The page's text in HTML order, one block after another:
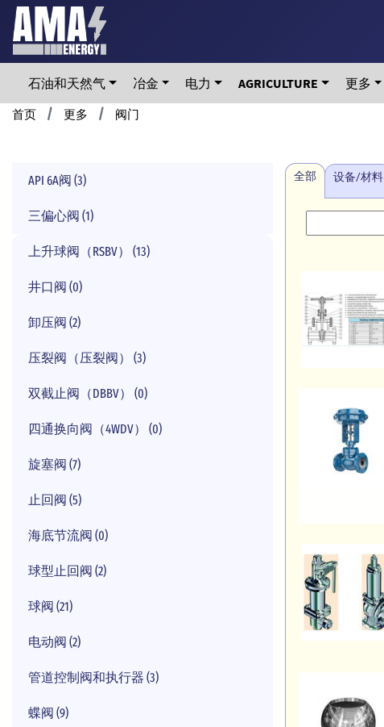
Skip
main
content石油和天然气 冶金 电力 AGRICULTURE 更多
Breadcrumb
首页 更多 阀门
API 6A阀 (3)
三偏心阀 (1)
上升球阀（RSBV） (13)
井口阀 (0)
卸压阀 (2)
压裂阀（压裂阀） (3)
双截止阀（DBBV） (0)
四通换向阀（4WDV） (0)
旋塞阀 (7)
止回阀 (5)
海底节流阀 (0)
球型止回阀 (2)
球阀 (21)
电动阀 (2)
管道控制阀和执行器 (3)
蝶阀 (9)
全部 设备/材料